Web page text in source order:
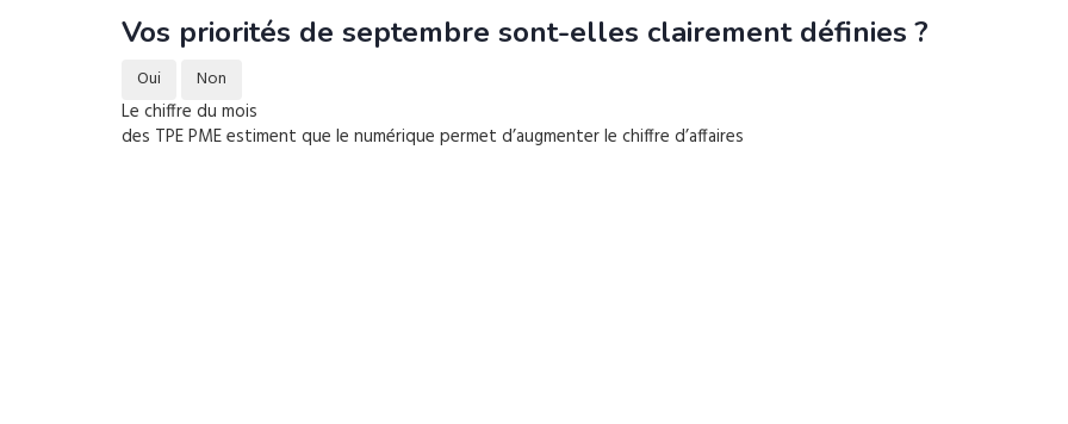
Vos priorités de septembre sont-elles clairement définies ?
Oui Non
Le chiffre du mois
des TPE PME estiment que le numérique permet d’augmenter le chiffre d’affaires